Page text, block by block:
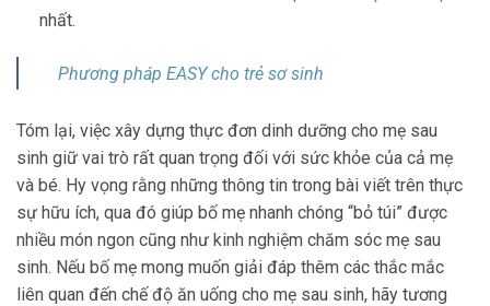
nhất.
Phương pháp EASY cho trẻ sơ sinh
Tóm lại, việc xây dựng thực đơn dinh dưỡng cho mẹ sau
sinh giữ vai trò rất quan trọng đối với sức khỏe của cả mẹ
và bé. Hy vọng rằng những thông tin trong bài viết trên thực
sự hữu ích, qua đó giúp bố mẹ nhanh chóng “bỏ túi” được
nhiều món ngon cũng như kinh nghiệm chăm sóc mẹ sau
sinh. Nếu bố mẹ mong muốn giải đáp thêm các thắc mắc
liên quan đến chế độ ăn uống cho mẹ sau sinh, hãy tương